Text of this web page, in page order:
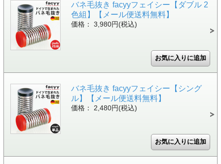
バネ毛抜き facyyフェイシー【ダブル 2
色組】【メール便送料無料】
価格： 3,980円(税込)
バネ毛抜き facyyフェイシー【シング
ル】【メール便送料無料】
価格： 2,480円(税込)